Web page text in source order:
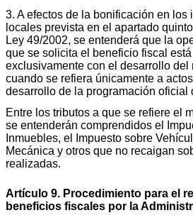
3. A efectos de la bonificación en los
locales prevista en el apartado
Ley 49/2002, se entenderá que la
que se solicita el beneficio fiscal
exclusivamente con el desarrollo del
cuando se refiera únicamente a
desarrollo de la programación oficial
Entre los tributos a que se refiere el
se entenderán comprendidos el
Inmuebles, el Impuesto sobre
Mecánica y otros que no recaigan
realizadas.
Artículo 9. Procedimiento para el
beneficios fiscales por la